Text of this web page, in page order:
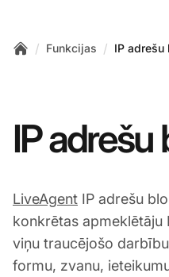
/ Funkcijas / IP
IP adrešu
LiveAgent IP adrešu
konkrētas apmeklētāju
viņu traucējošo
formu, zvanu,